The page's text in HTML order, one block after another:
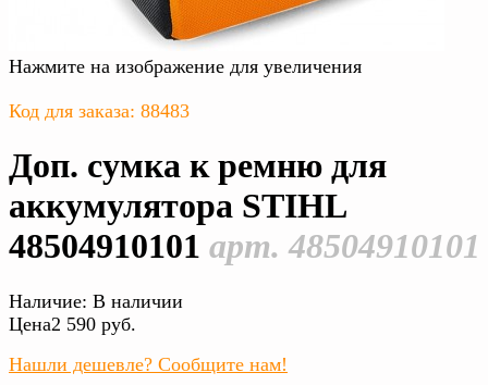
Нажмите на изображение для увеличения
Код для заказа: 88483
Доп. сумка к ремню для
аккумулятора STIHL
48504910101 арт. 48504910101
Наличие: В наличии
Цена2 590 руб.
Нашли дешевле? Сообщите нам!